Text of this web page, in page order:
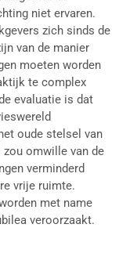
niet ervaren.
zich sinds de
van de manier
moeten worden
te complex
evaluatie is dat
oude stelsel van
zou omwille van de
verminderd
vrije ruimte.
met name
veroorzaakt.